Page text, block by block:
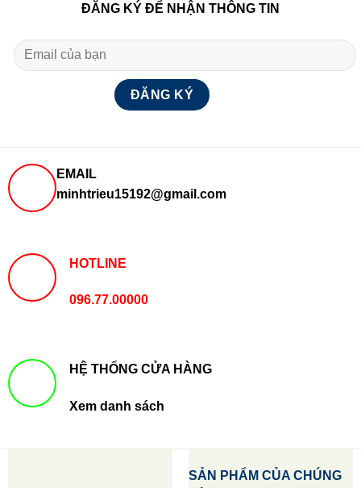
ĐĂNG KÝ ĐỂ NHẬN THÔNG TIN
EMAIL
minhtrieu15192@gmail.com
HOTLINE
096.77.00000
HỆ THỐNG CỬA HÀNG
Xem danh sách
SẢN PHẨM CỦA CHÚNG